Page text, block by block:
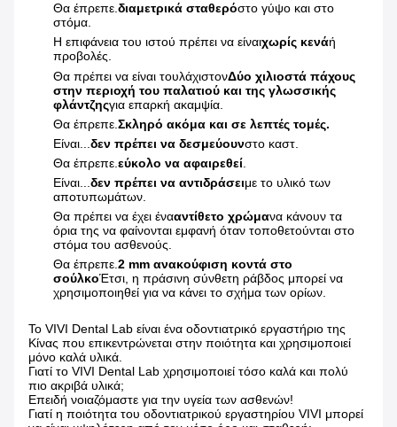
Θα έπρεπε.διαμετρικά σταθερόστο γύψο και στο
στόμα.
Η επιφάνεια του ιστού πρέπει να είναιχωρίς κενάή
προβολές.
Θα πρέπει να είναι τουλάχιστονΔύο χιλιοστά πάχους
στην περιοχή του παλατιού και της γλωσσικής
φλάντζηςγια επαρκή ακαμψία.
Θα έπρεπε. Σκληρό ακόμα και σε λεπτές τομές.
Είναι... δεν πρέπει να δεσμεύουνστο καστ.
Θα έπρεπε. εύκολο να αφαιρεθεί
Είναι... δεν πρέπει να αντιδράσειμε το υλικό των
αποτυπωμάτων.
Θα πρέπει να έχει ένααντίθετο χρώμανα κάνουν τα
όρια της να φαίνονται εμφανή όταν τοποθετούνται στο
στόμα του ασθενούς.
Θα έπρεπε.2 mm ανακούφιση κοντά στο
σούλκοΈτσι, η πράσινη σύνθετη ράβδος μπορεί να
χρησιμοποιηθεί για να κάνει το σχήμα των ορίων.
Το VIVI Dental Lab είναι ένα οδοντιατρικό εργαστήριο της
Κίνας που επικεντρώνεται στην ποιότητα και χρησιμοποιεί
μόνο καλά υλικά.
Γιατί το VIVI Dental Lab χρησιμοποιεί τόσο καλά και πολύ
πιο ακριβά υλικά;
Επειδή νοιαζόμαστε για την υγεία των ασθενών!
Γιατί η ποιότητα του οδοντιατρικού εργαστηρίου VIVI μπορεί